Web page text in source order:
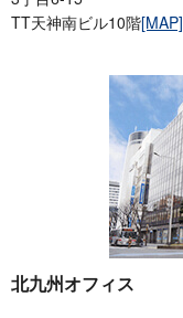
TT天神南ビル10階[MAP]
北九州オフィス